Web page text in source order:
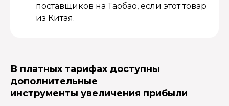
поставщиков на Таобао, если этот товар
из Китая.
В платных тарифах доступны
дополнительные
инструменты увеличения прибыли